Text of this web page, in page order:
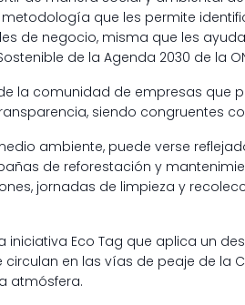
que les permite
de negocio, misma que les
de la Agenda 2030 de la
la comunidad de empresas que
siendo congruentes
ambiente, puede verse
de reforestación y
jornadas de limpieza y
iniciativa Eco Tag que aplica un
en las vías de peaje de la
atmósfera.